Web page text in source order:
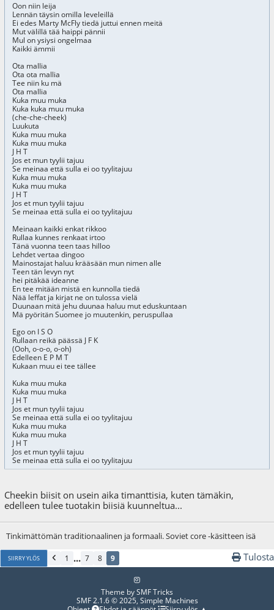
Oon niin leija
Lennän täysin omilla leveleillä
Ei edes Marty McFly tiedä juttui ennen meitä
Mut välillä tää haippi pännii
Mul on ysiysi ongelmaa
Kaikki ämmii
Ota mallia
Ota ota mallia
Tee niin ku mä
Ota mallia
Kuka muu muka
Kuka kuka muu muka
(che-che-cheek)
Luukuta
Kuka muu muka
Kuka muu muka
J H T
Jos et mun tyylii tajuu
Se meinaa että sulla ei oo tyylitajuu
Kuka muu muka
Kuka muu muka
J H T
Jos et mun tyylii tajuu
Se meinaa että sulla ei oo tyylitajuu
Meinaan kaikki enkat rikkoo
Rullaa kunnes renkaat irtoo
Tänä vuonna teen taas hilloo
Lehdet vertaa dingoo
Mainostajat haluu krääsään mun nimen alle
Teen tän levyn nyt
hei pitäkää ideanne
En tee mitään mistä en kunnolla tiedä
Nää leffat ja kirjat ne on tulossa vielä
Duunaan mitä jehu duunaa haluu mut eduskuntaan
Mä pyöritän Suomee jo muutenkin, peruspullaa
Ego on I S O
Rullaan reikä päässä J F K
(Ooh, o-o-o, o-oh)
Edelleen E P M T
Kukaan muu ei tee tällee
Kuka muu muka
Kuka muu muka
J H T
Jos et mun tyylii tajuu
Se meinaa että sulla ei oo tyylitajuu
Kuka muu muka
Kuka muu muka
J H T
Jos et mun tyylii tajuu
Se meinaa että sulla ei oo tyylitajuu
Cheekin biisit on usein aika timanttisia, kuten tämäkin,
edelleen tulee tuotakin biisiä kuunneltua...
Tinkimättömän traditionaalinen ja formaali. Soviet core -käsitteen isä
SIIRRY YLÖS 1 ... 7 8 9 Tulosta
Theme bySMF Tricks
SMF 2.1.6 © 2025, Simple Machines